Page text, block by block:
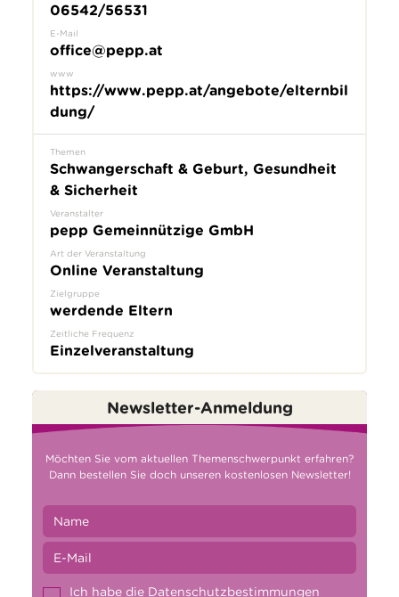
06542/56531
E-Mail
office@pepp.at
www
https://www.pepp.at/angebote/elternbil
dung/
Themen
Schwangerschaft & Geburt, Gesundheit
& Sicherheit
Veranstalter
pepp Gemeinnützige GmbH
Art der Veranstaltung
Online Veranstaltung
Zielgruppe
werdende Eltern
Zeitliche Frequenz
Einzelveranstaltung
Newsletter-Anmeldung
Möchten Sie vom aktuellen Themenschwerpunkt erfahren?
Dann bestellen Sie doch unseren kostenlosen Newsletter!
Ich habe die Datenschutzbestimmungen